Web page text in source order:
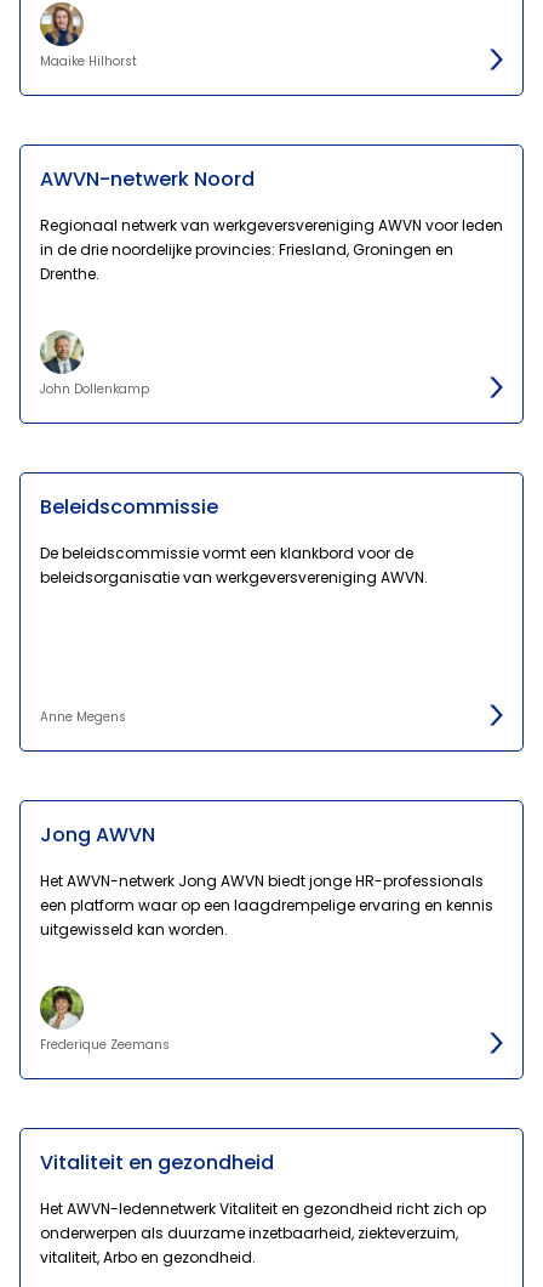
Maaike Hilhorst
AWVN-netwerk Noord
Regionaal netwerk van werkgeversvereniging AWVN voor leden
in de drie noordelijke provincies: Friesland, Groningen en
Drenthe.
John Dollenkamp
Beleidscommissie
De beleidscommissie vormt een klankbord voor de
beleidsorganisatie van werkgeversvereniging AWVN.
Anne Megens
Jong AWVN
Het AWVN-netwerk Jong AWVN biedt jonge HR-professionals
een platform waar op een laagdrempelige ervaring en kennis
uitgewisseld kan worden.
Frederique Zeemans
Vitaliteit en gezondheid
Het AWVN-ledennetwerk Vitaliteit en gezondheid richt zich op
onderwerpen als duurzame inzetbaarheid, ziekteverzuim,
vitaliteit, Arbo en gezondheid.